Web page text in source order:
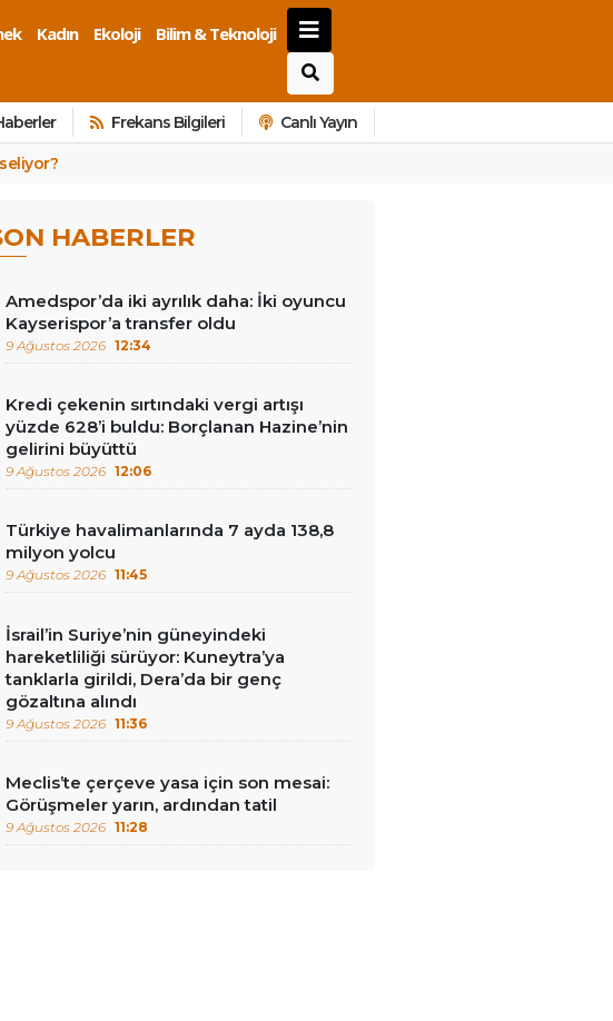
Kadın Ekoloji
Bilim & Teknoloji
Frekans Bilgileri Canlı Yayın
HABERLER
Amedspor’da iki ayrılık daha: İki oyuncu
Kayserispor’a transfer oldu
9 Ağustos 2026 12:34
Kredi çekenin sırtındaki vergi artışı
yüzde 628’i buldu: Borçlanan Hazine’nin
gelirini büyüttü
9 Ağustos 2026 12:06
Türkiye havalimanlarında 7 ayda 138,8
milyon yolcu
9 Ağustos 2026 11:45
İsrail’in Suriye’nin güneyindeki
hareketliliği sürüyor: Kuneytra’ya
tanklarla girildi, Dera’da bir genç
gözaltına alındı
9 Ağustos 2026 11:36
Meclis’te çerçeve yasa için son mesai:
Görüşmeler yarın, ardından tatil
9 Ağustos 2026 11:28